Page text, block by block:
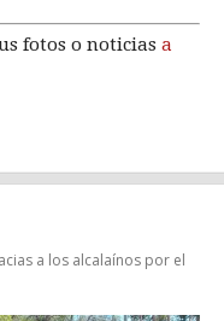
fotos o noticias a